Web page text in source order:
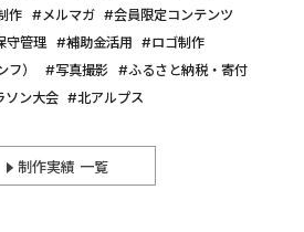
作
メルマガ
会員限定コンテンツ
守管理 補助金活用
ロゴ制作
）
写真撮影
ふるさと納税・寄付
ソン大会
北アルプス
制作実績 一覧